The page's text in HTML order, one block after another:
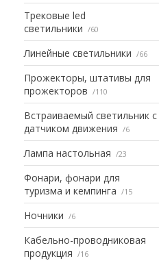
Трековые led
светильники
60
Линейные светильники 66
Прожекторы, штативы для
прожекторов
110
Встраиваемый светильник с
датчиком движения
6
Лампа настольная 23
Фонари, фонари для
туризма и кемпинга
15
Ночники 6
Кабельно-проводниковая
продукция
16